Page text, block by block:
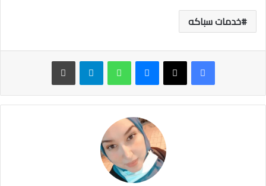
خدمات سباكه
ماسنجر واتساب تيلقرام طباعة